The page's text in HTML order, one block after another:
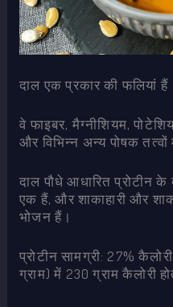
दाल एक प्रकार की फलियां
वे फाइबर, मैग्नीशियम,
और विभिन्न अन्य पोषक
दाल पौधे आधारित प्रोटीन
एक हैं, और शाकाहारी और
भोजन हैं।
प्रोटीन सामग्री: 27%
ग्राम) में 230 ग्राम कैलोरी